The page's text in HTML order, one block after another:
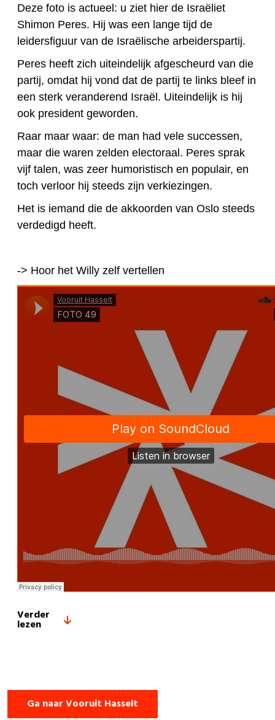
Deze foto is actueel: u ziet hier de Israëliet
Shimon Peres. Hij was een lange tijd de
leidersfiguur van de Israëlische arbeiderspartij.
Peres heeft zich uiteindelijk afgescheurd van die
partij, omdat hij vond dat de partij te links bleef in
een sterk veranderend Israël. Uiteindelijk is hij
ook president geworden.
Raar maar waar: de man had vele successen,
maar die waren zelden electoraal. Peres sprak
vijf talen, was zeer humoristisch en populair, en
toch verloor hij steeds zijn verkiezingen.
Het is iemand die de akkoorden van Oslo steeds
verdedigd heeft.
-> Hoor het Willy zelf vertellen
Verder
lezen
Ga naar Vooruit Hasselt